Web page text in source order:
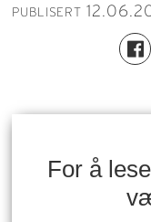
PUBLISERT
For å